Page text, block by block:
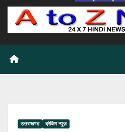
उत्तराखण्ड ब्रेकिंग न्यूज़